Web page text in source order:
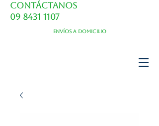
Contáctanos
09 8431 1107
Envíos a domicilio